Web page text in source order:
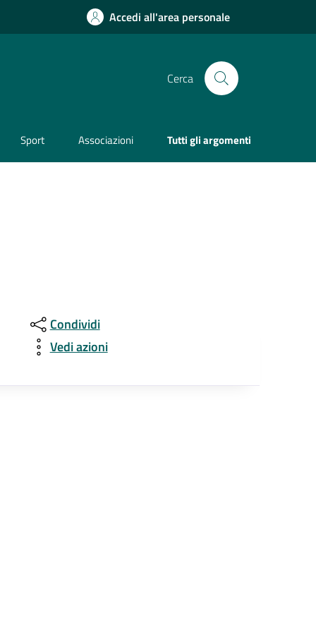
Accedi all'area personale
Cerca
Sport Associazioni Tutti gli argomenti
Condividi
Vedi azioni